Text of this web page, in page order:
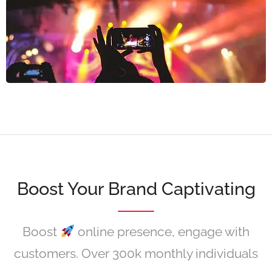
Boost Your Brand Captivating
Boost
online presence, engage with
customers. Over 300k monthly individuals